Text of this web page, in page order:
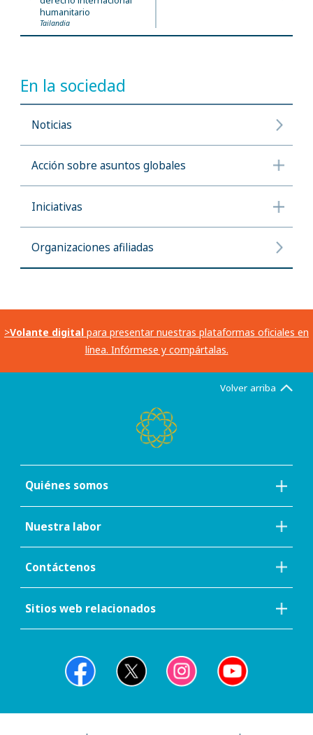
humanitario
Tailandia
En la sociedad
Noticias
Acción sobre asuntos globales
Iniciativas
Organizaciones afiliadas
>Volante digital para presentar nuestras plataformas oficiales en
línea. Infórmese y compártalas.
Volver arriba
Quiénes somos
Nuestra labor
Contáctenos
Sitios web relacionados